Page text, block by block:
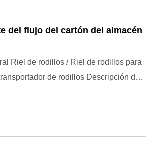
del flujo del cartón del almacén
Riel de rodillos / Riel de rodillos para
de rodillos Descripción del